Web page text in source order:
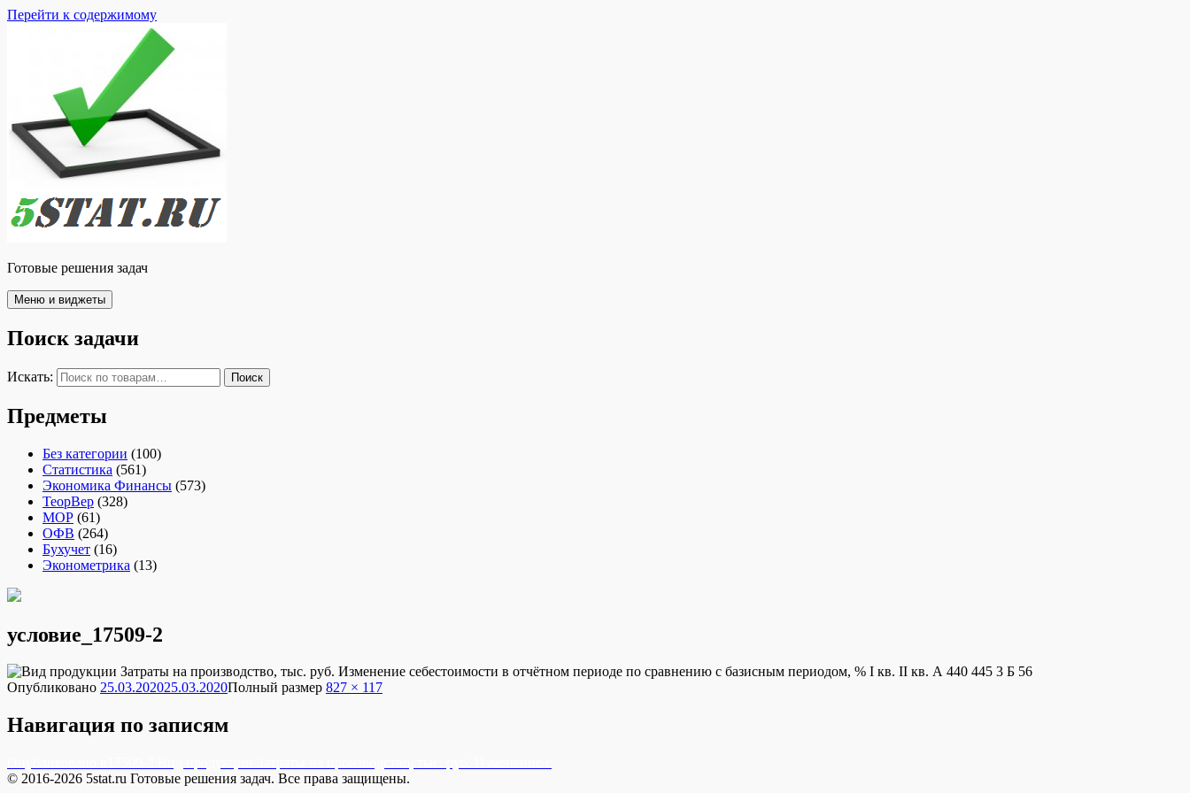
Перейти к содержимому
Готовые решения задач
Меню и виджеты
Поиск задачи
Искать: Поиск
Предметы
Без категории (100)
Статистика (561)
Экономика Финансы (573)
ТеорВер (328)
МОР (61)
ОФВ (264)
Бухучет (16)
Эконометрика (13)
условие_17509-2
Опубликовано 25.03.202025.03.2020Полный размер 827 × 117
Навигация по записям
© 2016-2026 5stat.ru Готовые решения задач. Все права защищены.